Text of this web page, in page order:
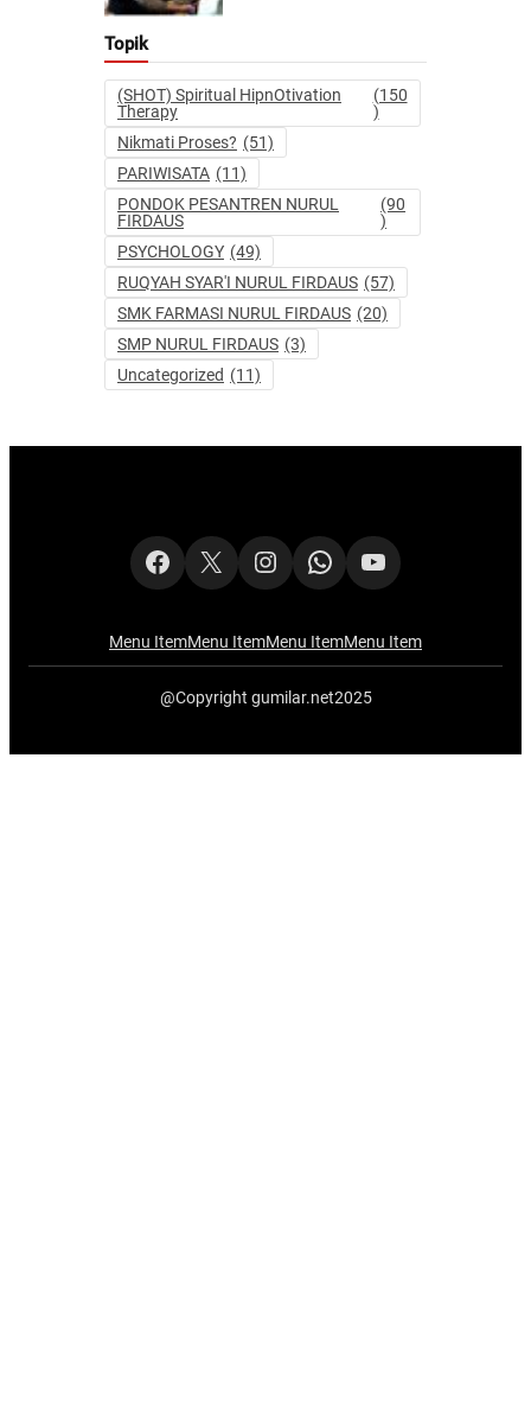
Topik
(SHOT) Spiritual HipnOtivation
Therapy
(150
)
Nikmati Proses? (51)
PARIWISATA (11)
PONDOK PESANTREN NURUL
FIRDAUS
(90
)
PSYCHOLOGY (49)
RUQYAH SYAR'I NURUL FIRDAUS (57)
SMK FARMASI NURUL FIRDAUS (20)
SMP NURUL FIRDAUS (3)
Uncategorized (11)
Facebook
X Instagram
WhatsApp
YouTube
Menu ItemMenu ItemMenu ItemMenu Item
@Copyright gumilar.net2025